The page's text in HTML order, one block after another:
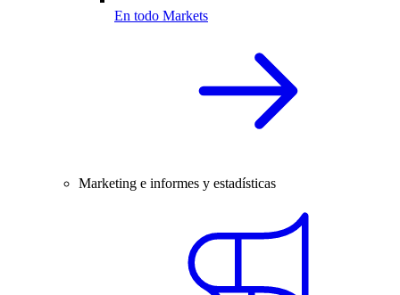
En todo Markets
Marketing e informes y estadísticas